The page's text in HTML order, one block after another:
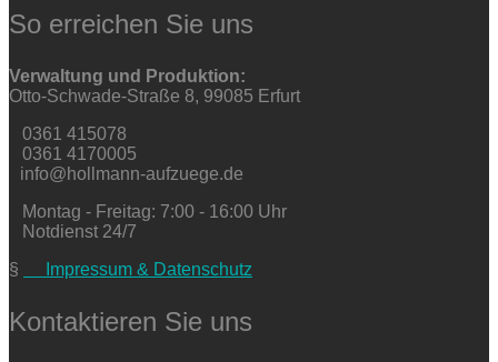
So erreichen Sie uns
Verwaltung und Produktion:
Otto-Schwade-Straße 8, 99085 Erfurt
0361 415078
0361 4170005
info@hollmann-aufzuege.de
Montag - Freitag: 7:00 - 16:00 Uhr
Notdienst 24/7
§
Impressum & Datenschutz
Kontaktieren Sie uns